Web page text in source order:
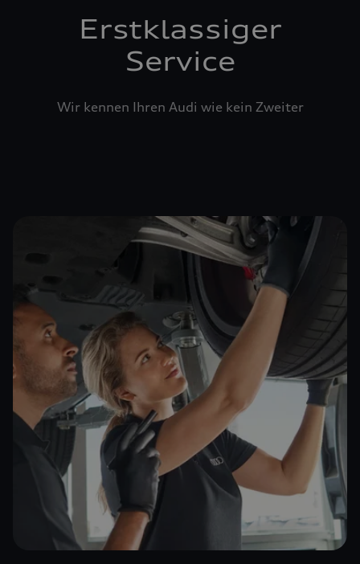
Erstklassiger
Service
Wir kennen Ihren Audi wie kein Zweiter